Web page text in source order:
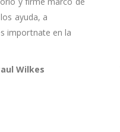
ayuda, a
importnate en la
Wilkes